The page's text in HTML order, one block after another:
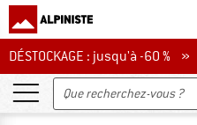
DÉSTOCKAGE : jusqu'à -60 %
DÉSTOCKAGE : jusqu'à -60 % »